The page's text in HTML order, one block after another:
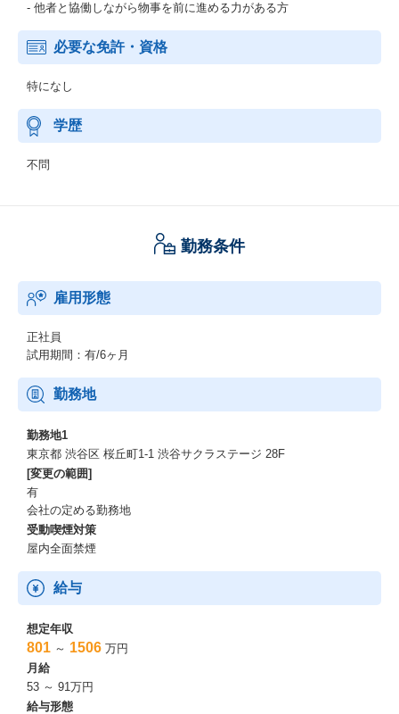
- 他者と協働しながら物事を前に進める力がある方
必要な免許・資格
特になし
学歴
不問
勤務条件
雇用形態
正社員
試用期間：有/6ヶ月
勤務地
勤務地1
東京都 渋谷区 桜丘町1-1 渋谷サクラステージ 28F
[変更の範囲]
有
会社の定める勤務地
受動喫煙対策
屋内全面禁煙
給与
想定年収
801 ～ 1506 万円
月給
53 ～ 91万円
給与形態